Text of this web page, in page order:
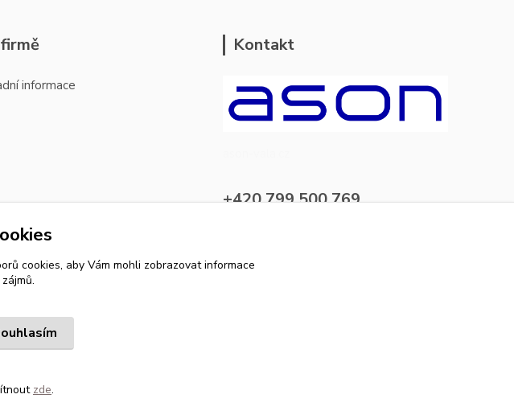
informace
Kontakt
+420 799 500 769
cookies, aby Vám mohli zobrazovat informace
zde.